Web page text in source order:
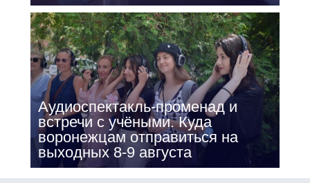
Аудиоспектакль-променад и
встречи с учёными. Куда
воронежцам отправиться на
выходных 8-9 августа